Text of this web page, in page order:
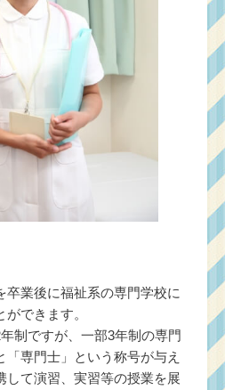
卒業後に福祉系の専門学校に
できます。
制ですが、一部3年制の専門
専門士」という称号が与え
して演習、実習等の授業を展